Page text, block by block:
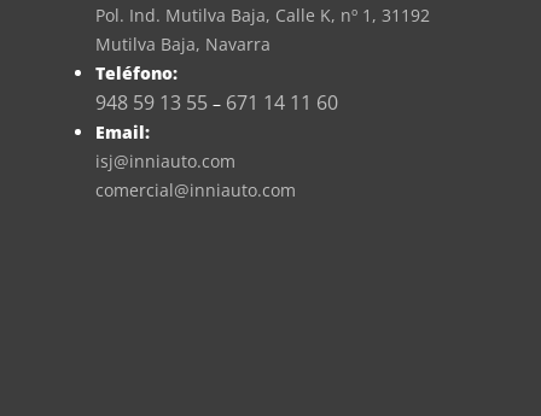
Pol. Ind. Mutilva Baja, Calle K, nº 1, 31192
Mutilva Baja, Navarra
Teléfono:
948 59 13 55 – 671 14 11 60
Email:
isj@inniauto.com
comercial@inniauto.com